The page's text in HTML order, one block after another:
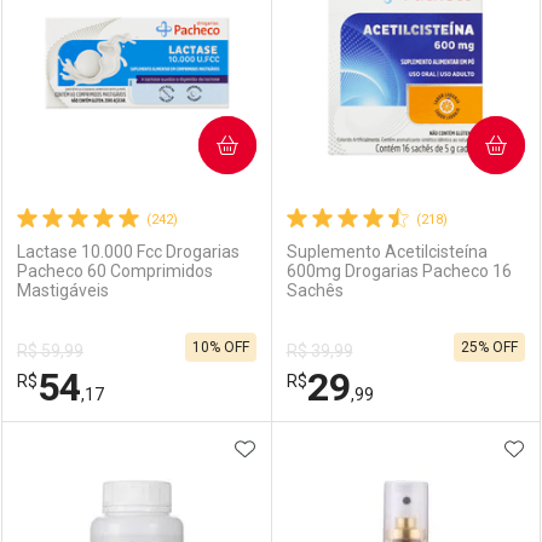
(242)
Lactase 10.000 Fcc Drogarias
Pacheco 60 Comprimidos
Mastigáveis
R$ 59,99
R$54,17
10% OFF
COMPRAR
Laboratório
Por Menos
(218)
Suplemento Acetilcisteína
600mg Drogarias Pacheco 16
Sachês
R$ 39,99
R$29,99
25% OFF
COMPRAR
Laboratório
Por Menos
ADICIONAR AOS FAVORITOS